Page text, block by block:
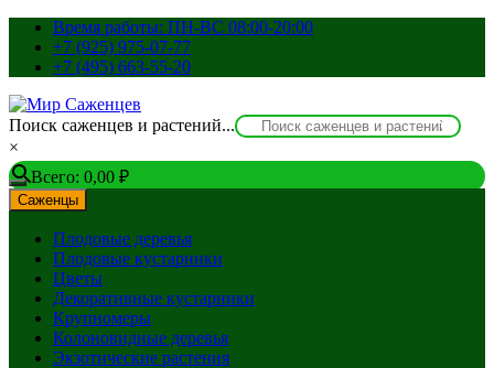
Перейти
содержимому
Время работы: ПН-ВС 08:00-20:00
+7 (925) 975-07-77
+7 (495) 663-55-20
Поиск саженцев и растений...
×
Всего: 0,00 ₽
Саженцы
Плодовые деревья
Плодовые кустарники
Цветы
Декоративные кустарники
Крупномеры
Колоновидные деревья
Экзотические растения